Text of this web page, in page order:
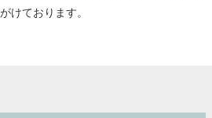
けております。